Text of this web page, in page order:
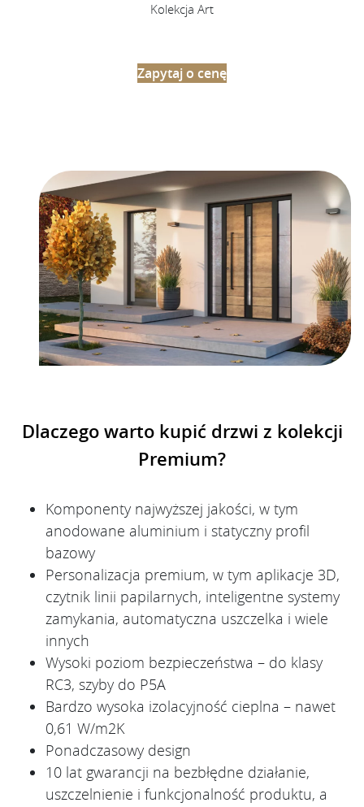
Kolekcja Art
Zapytaj o cenę
Dlaczego warto kupić drzwi z kolekcji
Premium?
Komponenty najwyższej jakości, w tym
anodowane aluminium i statyczny profil
bazowy
Personalizacja premium, w tym aplikacje 3D,
czytnik linii papilarnych, inteligentne systemy
zamykania, automatyczna uszczelka i wiele
innych
Wysoki poziom bezpieczeństwa – do klasy
RC3, szyby do P5A
Bardzo wysoka izolacyjność cieplna – nawet
0,61 W/m2K
Ponadczasowy design
10 lat gwarancji na bezbłędne działanie,
uszczelnienie i funkcjonalność produktu, a